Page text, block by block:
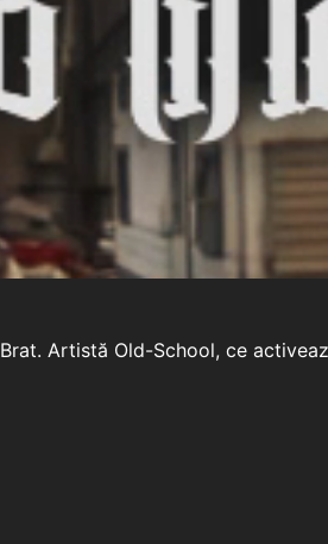
Artistă Old-School, ce